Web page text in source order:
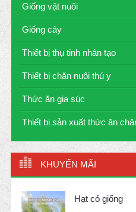
Giống vật nuôi
Giống cây
Thiết bị thụ tinh nhân tạo
Thiết bị chăn nuôi thú y
Thức ăn gia súc
Thiết bị sản xuất thức ăn
KHUYẾN MÃI
Hạt cỏ giống